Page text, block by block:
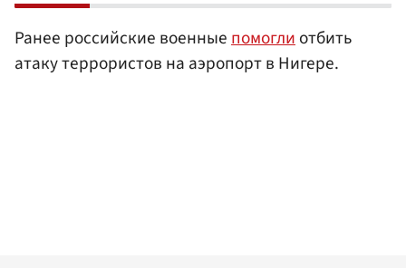
Ранее российские военныепомоглиотбить
атаку террористов на аэропорт в Нигере.